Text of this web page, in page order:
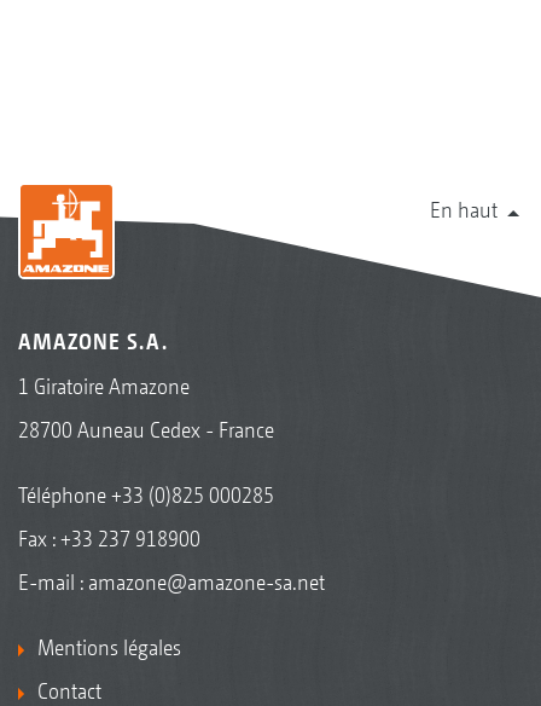
En haut
AMAZONE S.A.
1 Giratoire Amazone
28700 Auneau Cedex - France
Téléphone+33 (0)825 000285
Fax : +33 237 918900
E-mail : amazone@amazone-sa.net
Mentions légales
Contact